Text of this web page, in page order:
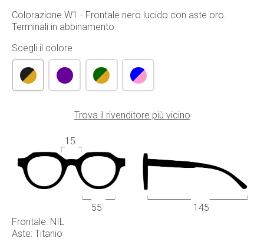
Frontale: NIL
Aste: Titanio
Colorazione W1 - Frontale nero lucido con aste oro.
Terminali in abbinamento.
Scegli il colore
Trova il rivenditore più vicino
55
15
145